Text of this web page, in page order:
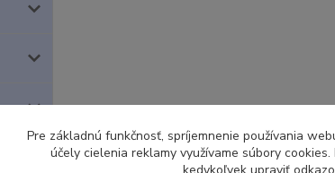
Pre základnú funkčnosť, spríjemnenie používania
účely cielenia reklamy využívame súbory
kedykoľvek upraviť